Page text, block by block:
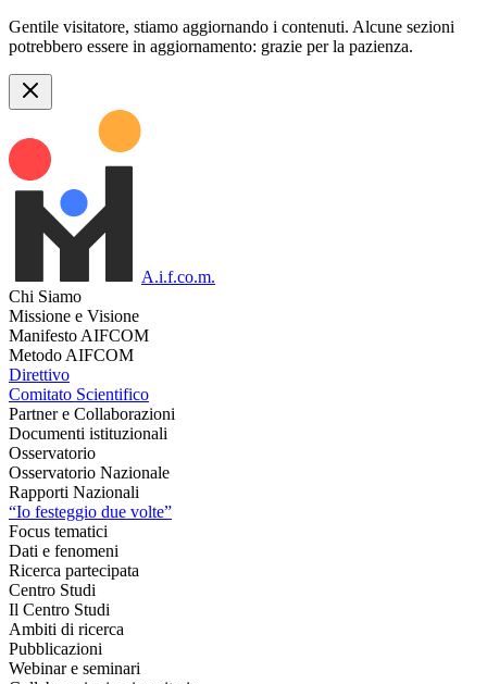
Gentile visitatore, stiamo aggiornando i contenuti. Alcune sezioni
potrebbero essere in aggiornamento: grazie per la pazienza.
A.i.f.co.m.
Chi Siamo
Missione e Visione
Manifesto AIFCOM
Metodo AIFCOM
Direttivo
Comitato Scientifico
Partner e Collaborazioni
Documenti istituzionali
Osservatorio
Osservatorio Nazionale
Rapporti Nazionali
“Io festeggio due volte”
Focus tematici
Dati e fenomeni
Ricerca partecipata
Centro Studi
Il Centro Studi
Ambiti di ricerca
Pubblicazioni
Webinar e seminari